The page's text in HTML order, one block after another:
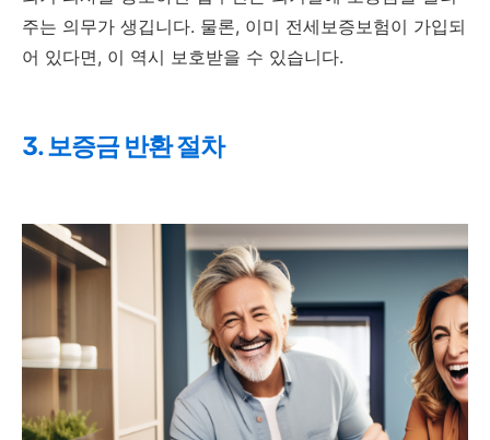
주는 의무가 생깁니다. 물론, 이미 전세보증보험이 가입되
어 있다면, 이 역시 보호받을 수 있습니다.
3. 보증금 반환 절차